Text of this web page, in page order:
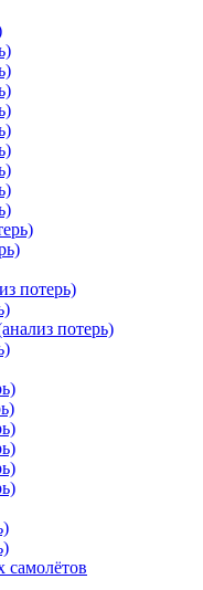
потерь)
потерь)
самолётов